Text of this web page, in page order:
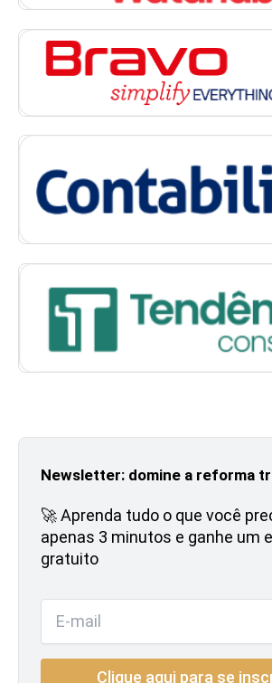
Newsletter: domine a reforma
🚀 Aprenda tudo o que você
apenas 3 minutos e ganhe um
gratuito